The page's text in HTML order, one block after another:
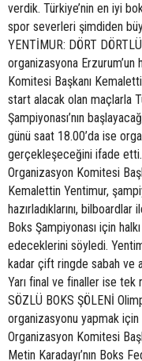
verdik. Türkiye’nin en iyi
spor severleri şimdiden
YENTİMUR: DÖRT
organizasyona Erzurum’un
Komitesi Başkanı
start alacak olan maçlarla
Şampiyonası’nın
günü saat 18.00’da ise
gerçekleşeceğini ifade
Organizasyon Komitesi
Kemalettin Yentimur,
hazırladıklarını,
Boks Şampiyonası için
edeceklerini söyledi.
kadar çift ringde sabah ve
Yarı final ve finaller ise tek
SÖZLÜ BOKS ŞÖLENİ
organizasyonu yapmak için
Organizasyon Komitesi
Metin Karadayı’nın Boks